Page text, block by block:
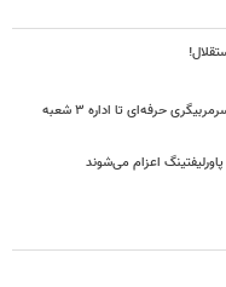
روایت جذاب گزینه نیمکت استقلال از ترک فوتبال؛ از سرمربیگری حرفه‌ای تا اداره ۳ شعبه
اعزام می‌شوند